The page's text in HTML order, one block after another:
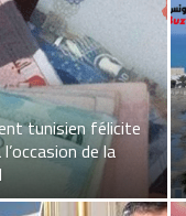
tunisien félicite
de la